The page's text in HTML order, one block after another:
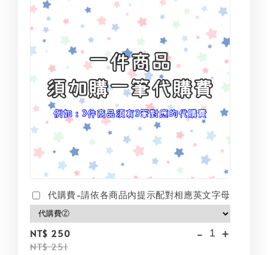
代購費-請依各商品內提示配對相應英文字母
NT$ 250
NT$ 251
- +